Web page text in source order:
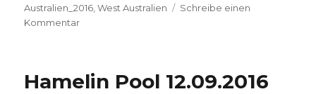
am
Australien_2016 ,West Australien
Schreibe einen
Kommentarzu
Hamelin Pool 12.09.2016